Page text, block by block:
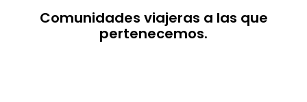
Comunidades viajeras a las que
pertenecemos.